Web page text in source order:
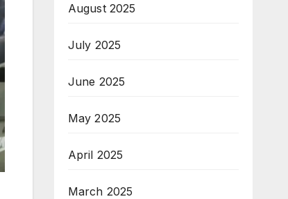
August 2025
July 2025
June 2025
May 2025
April 2025
March 2025